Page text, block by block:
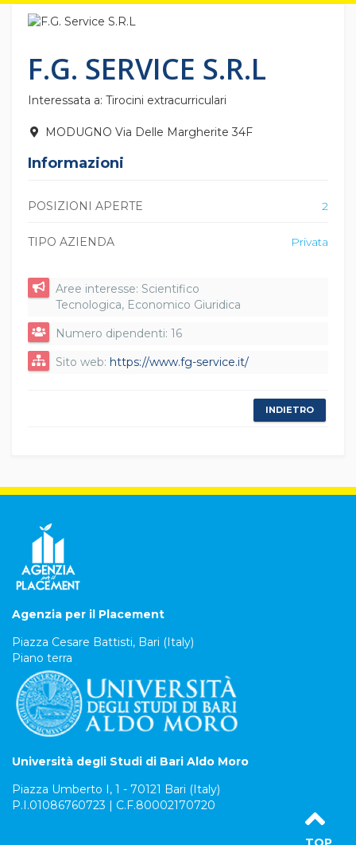
F.G. SERVICE S.R.L
Interessata a: Tirocini extracurriculari
MODUGNO Via Delle Margherite 34F
Informazioni
POSIZIONI APERTE 2
TIPO AZIENDA Privata
Aree interesse: Scientifico
Tecnologica, Economico Giuridica
Numero dipendenti: 16
Sito web: https://www.fg-service.it/
INDIETRO
Agenzia per il Placement
Piazza Cesare Battisti, Bari (Italy)
Piano terra
Università degli Studi di Bari Aldo Moro
Piazza Umberto I, 1 - 70121 Bari (Italy)
P.I.01086760723 | C.F.80002170720